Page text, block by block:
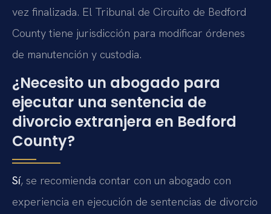
vez finalizada. El Tribunal de Circuito de Bedford
County tiene jurisdicción para modificar órdenes
de manutención y custodia.
¿Necesito un abogado para
ejecutar una sentencia de
divorcio extranjera en Bedford
County?
Sí, se recomienda contar con un abogado con
experiencia en ejecución de sentencias de divorcio